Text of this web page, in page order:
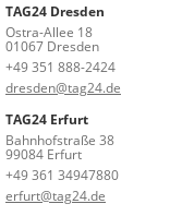
TAG24 Dresden
Ostra-Allee 18
01067 Dresden
+49 351 888-2424
dresden@tag24.de
TAG24 Erfurt
Bahnhofstraße 38
99084 Erfurt
+49 361 34947880
erfurt@tag24.de